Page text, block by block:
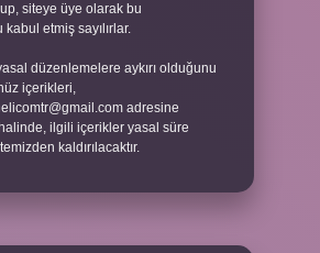
siteye üye olarak bu
etmiş sayılırlar.
düzenlemelere aykırı olduğunu
içerikleri,
adresine
ilgili içerikler yasal süre
kaldırılacaktır.